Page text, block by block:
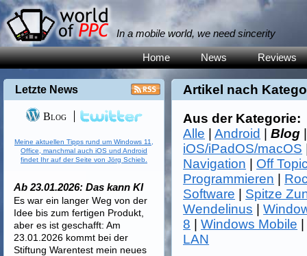
In a mobile world, we need sincerity
Home News Reviews
Artikel nach
Aus der Kategorie:
Alle |Android |Blog
iOS/iPadOS/macOS
Navigation
Off
Programmieren
Software
Spitze
Wendelinus |
8 |Windows Mobile
LAN
Letzte News
Blog
Meine aktuellen Tipps rund um Windows 11,
Office, manchmal auch iOS und Android
findet Ihr auf der Seite von Jörg Schieb.
Ab 23.01.2026: Das kann KI
Es war ein langer Weg von der
Idee bis zum fertigen Produkt,
aber es ist geschafft: Am
23.01.2026 kommt bei der
Stiftung Warentest mein neues